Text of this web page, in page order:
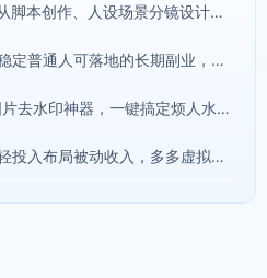
AI短剧实战全链路课程｜从脚本创作、人设场景分镜设计到LibTV高阶实操、一键成片标准化交付教程
零撸搬砖掘金项目，玩法稳定普通人可落地的长期副业，月收益轻松10000+
太香了！这款千问视频/图片去水印神器，一键搞定烦人水印，本地完全免费，浏览器拓展插件
零基础普通人增收方案，轻投入布局被动收入，多多虚拟月收益 1-3 万